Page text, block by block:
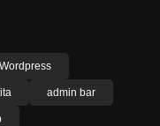
admin bar